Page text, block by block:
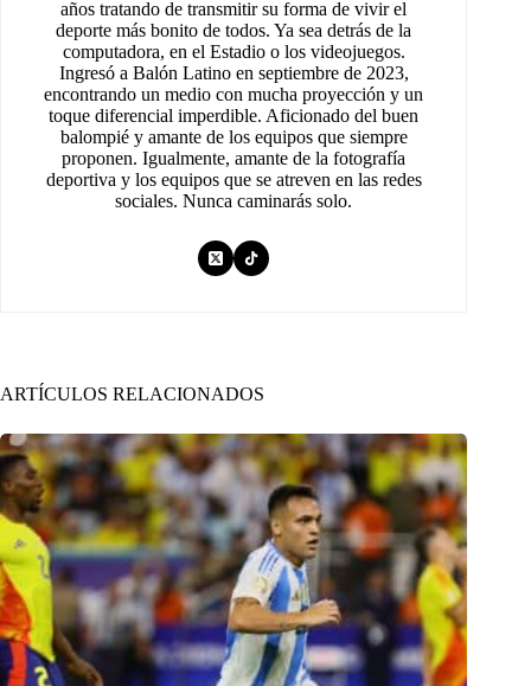
años tratando de transmitir su forma de vivir el
deporte más bonito de todos. Ya sea detrás de la
computadora, en el Estadio o los videojuegos.
Ingresó a Balón Latino en septiembre de 2023,
encontrando un medio con mucha proyección y un
toque diferencial imperdible. Aficionado del buen
balompié y amante de los equipos que siempre
proponen. Igualmente, amante de la fotografía
deportiva y los equipos que se atreven en las redes
sociales. Nunca caminarás solo.
ARTÍCULOS RELACIONADOS